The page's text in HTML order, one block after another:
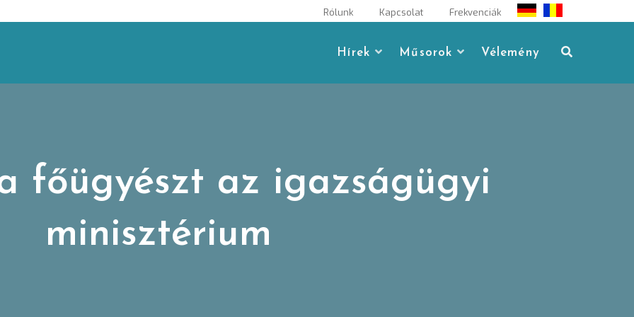
Rólunk Kapcsolat Frekvenciák
Hírek Műsorok Vélemény
főügyészt az igazságügyi
minisztérium